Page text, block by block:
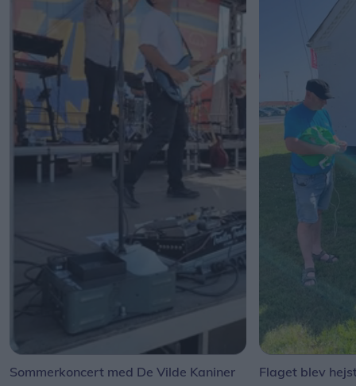
Sommerkoncert med De Vilde Kaniner Flaget blev